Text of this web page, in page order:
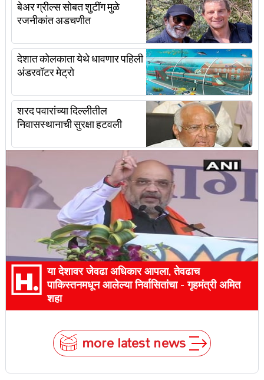
बेअर ग्रील्स सोबत शुटींग मुळे
रजनीकांत अडचणीत
देशात कोलकाता येथे धावणार पहिली
अंडरवॉटर मेट्रो
शरद पवारांच्या दिल्लीतील
निवासस्थानाची सुरक्षा हटवली
या देशावर जेवढा अधिकार आपला, तेवढाच
पाकिस्तनमधून आलेल्या निर्वासितांचा - गृहमंत्री अमित
शहा
more latest news